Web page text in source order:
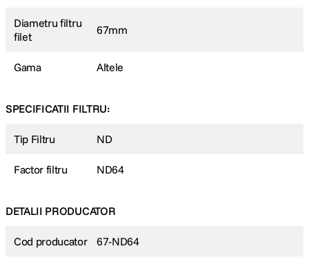
Diametru filtru
filet
67mm
Gama Altele
SPECIFICATII FILTRU:
Tip Filtru ND
Factor filtru ND64
DETALII PRODUCATOR
Cod producator 67-ND64